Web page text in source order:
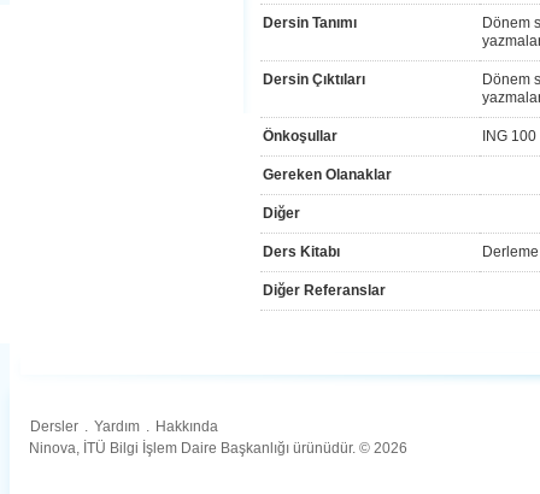
Dersin Tanımı
Dönem
Dersin Çıktıları
Dönem
Önkoşullar ING
Gereken Olanaklar
Diğer
Ders Kitabı
Diğer Referanslar
Dersler . Yardım . Hakkında
Ninova, İTÜ Bilgi İşlem Daire Başkanlığı ürünüdür. © 2026